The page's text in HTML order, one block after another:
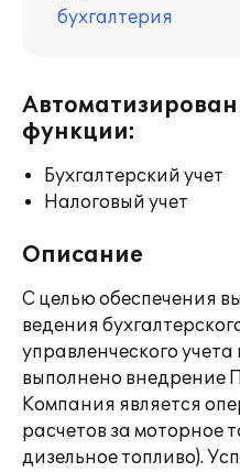
бухгалтерия
функции:
Бухгалтерский учет
Налоговый учет
Описание
С целью обеспечения
ведения
управленческого
выполнено внедрение
Компания является
расчетов за моторное
дизельное топливо).